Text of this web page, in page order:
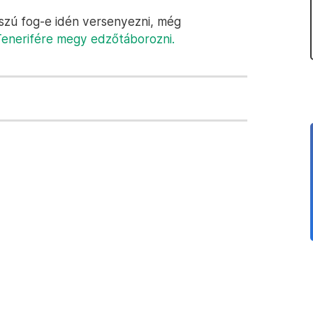
fog-e idén versenyezni, még
megy edzőtáborozni.